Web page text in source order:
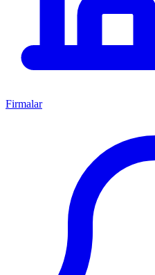
Firmalar